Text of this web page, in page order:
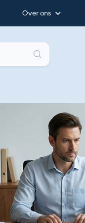
Over ons
Zoeken